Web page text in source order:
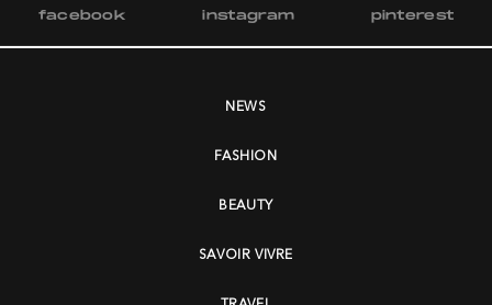
facebook instagram pinterest
NEWS
FASHION
BEAUTY
SAVOIR VIVRE